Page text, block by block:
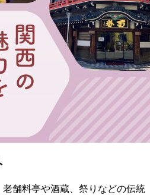
舗料亭や酒蔵、祭りなどの伝統